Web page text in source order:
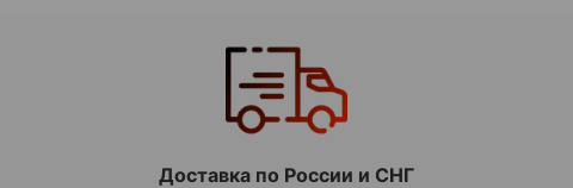
Доставка по России и СНГ